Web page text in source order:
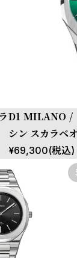
D1 MILANO /
シン スカラベオ
¥69,300(税込)